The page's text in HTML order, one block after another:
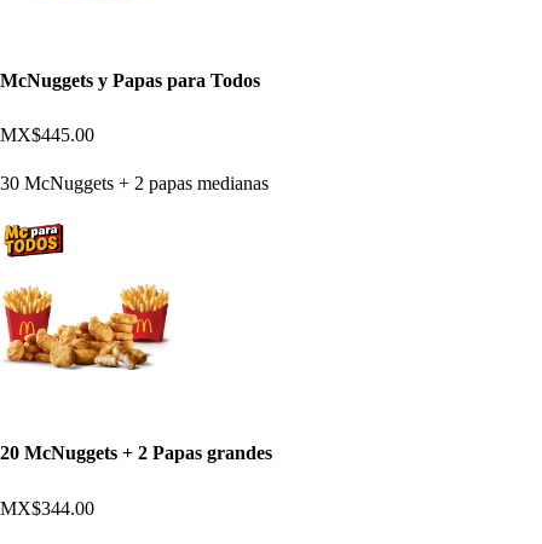
McNuggets y Papas para Todos
MX$445.00
30 McNuggets + 2 papas medianas
20 McNuggets + 2 Papas grandes
MX$344.00